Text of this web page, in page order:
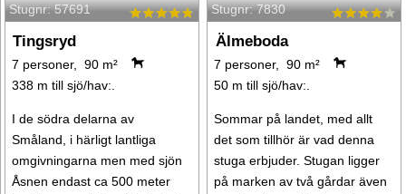
Stugnr: 57691
Tingsryd
7 personer, 90 m²
338 m till sjö/hav:.
I de södra delarna av
Småland, i härligt lantliga
omgivningarna men med sjön
Åsnen endast ca 500 meter
Stugnr: 7830
Älmeboda
7 personer, 90 m²
50 m till sjö/hav:.
Sommar på landet, med allt
det som tillhör är vad denna
stuga erbjuder. Stugan ligger
på marken av två gårdar även